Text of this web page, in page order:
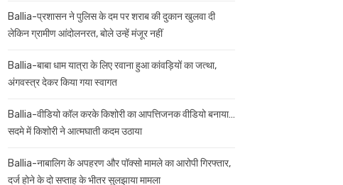
Ballia-प्रशासन ने पुलिस के दम पर शराब की दुकान खुलवा दी
लेकिन ग्रामीण आंदोलनरत, बोले उन्हें मंजूर नहीं
Ballia-बाबा धाम यात्रा के लिए रवाना हुआ कांवड़ियों का जत्था,
अंगवस्त्र देकर किया गया स्वागत
Ballia-वीडियो कॉल करके किशोरी का आपत्तिजनक वीडियो बनाया…
सदमे में किशोरी ने आत्मघाती कदम उठाया
Ballia-नाबालिग के अपहरण और पॉक्सो मामले का आरोपी गिरफ्तार,
दर्ज होने के दो सप्ताह के भीतर सुलझाया मामला